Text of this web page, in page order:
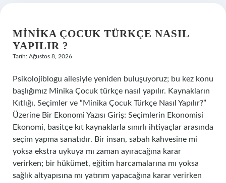
MINIKA ÇOCUK TÜRKÇE NASIL
YAPILIR ?
Tarih: Ağustos 8, 2026
Psikolojiblogu ailesiyle yeniden buluşuyoruz; bu kez konu
başlığımız Minika Çocuk türkçe nasıl yapılır. Kaynakların
Kıtlığı, Seçimler ve “Minika Çocuk Türkçe Nasıl Yapılır?”
Üzerine Bir Ekonomi Yazısı Giriş: Seçimlerin Ekonomisi
Ekonomi, basitçe kıt kaynaklarla sınırlı ihtiyaçlar arasında
seçim yapma sanatıdır. Bir insan, sabah kahvesine mi
yoksa ekstra uykuya mı zaman ayıracağına karar
verirken; bir hükümet, eğitim harcamalarına mı yoksa
sağlık altyapısına mı yatırım yapacağına karar verirken